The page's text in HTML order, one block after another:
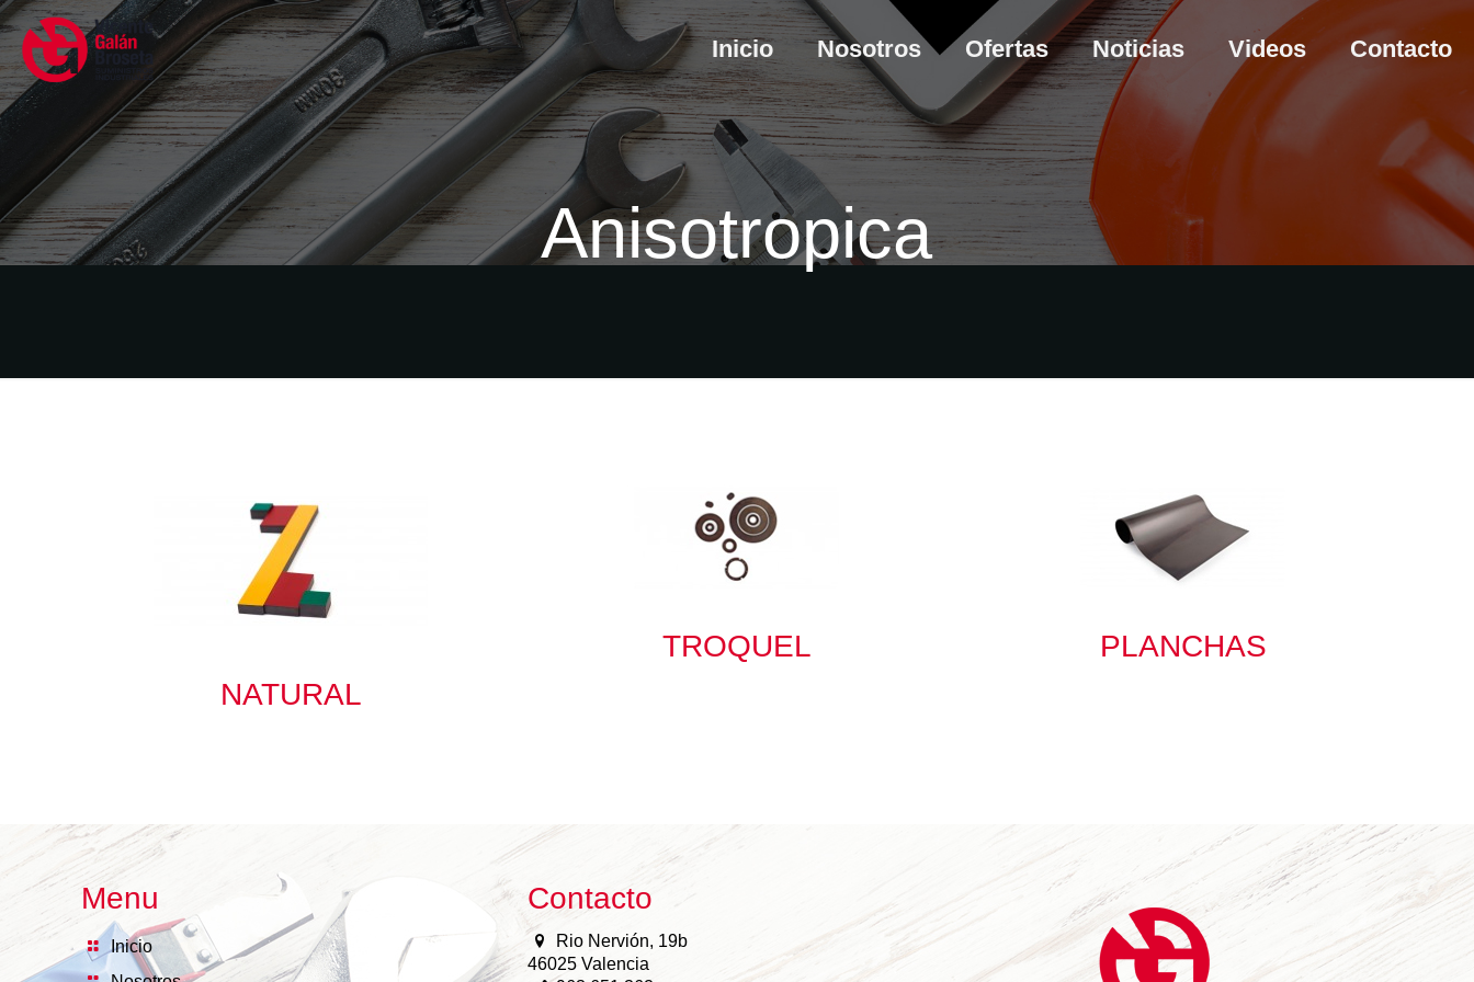
Inicio Nosotros Ofertas Noticias Videos Contacto
Anisotropica
NATURAL
TROQUEL PLANCHAS
Menu
Inicio
Contacto
Rio Nervión, 19b
46025 Valencia